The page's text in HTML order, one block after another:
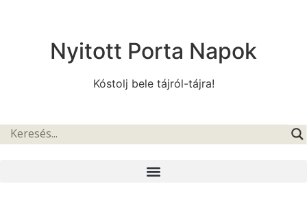
Nyitott Porta Napok
Kóstolj bele tájról-tájra!